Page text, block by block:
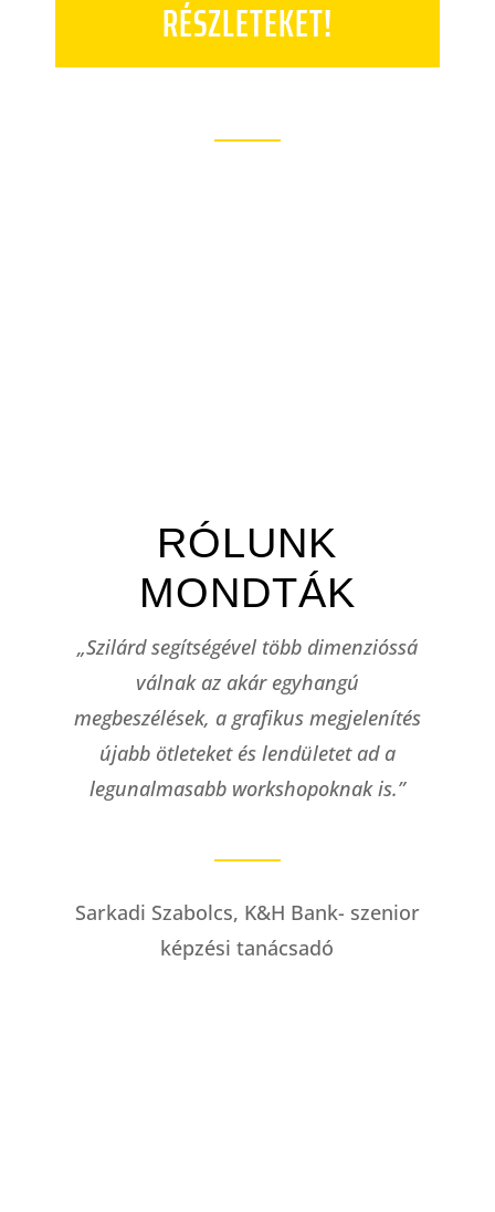
RÉSZLETEKET!
RÓLUNK
MONDTÁK
„Szilárd segítségével több dimenzióssá
válnak az akár egyhangú
megbeszélések, a grafikus megjelenítés
újabb ötleteket és lendületet ad a
legunalmasabb workshopoknak is.”
Sarkadi Szabolcs, K&H Bank- szenior
képzési tanácsadó